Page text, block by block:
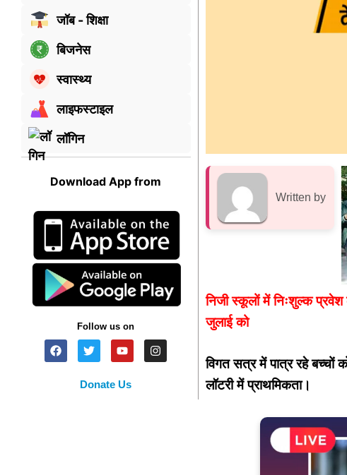
जॉब - शिक्षा
बिजनेस
स्वास्थ्य
लाइफस्टाइल
लॉगिन
Download App from
Follow us on
Donate Us
Written by
निजी स्कूलों में निःशुल्क
जुलाई को
विगत सत्र में पात्र रहे बच्चों
लॉटरी में प्राथमिकता।